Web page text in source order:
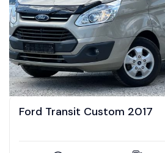
Ford Transit Custom 2017